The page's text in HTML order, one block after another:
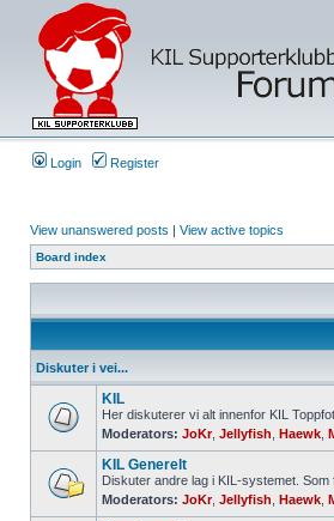
Login Register
View unanswered posts | View active topics
Board index
Diskuter i vei...
KIL
Her diskuterer vi alt innenfor KIL
Moderators: JoKr, Jellyfish Haewk
KIL Generelt
Diskuter andre lag i KIL-systemet. Som
Moderators: JoKr, Jellyfish Haewk